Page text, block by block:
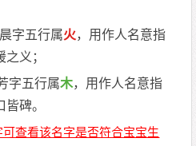
字五行属火，用作人名意指
义；
字五行属木，用作人名意指
碑。